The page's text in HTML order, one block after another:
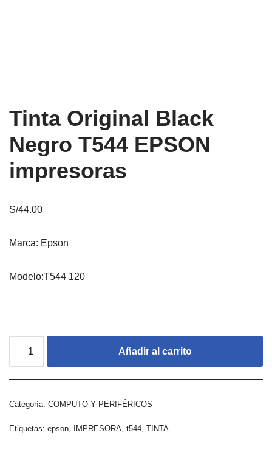
Tinta Original Black
Negro T544 EPSON
impresoras
S/44.00
Marca: Epson
Modelo:T544 120
Añadir al carrito
Categoría: COMPUTO Y PERIFÉRICOS
Etiquetas: epson, IMPRESORA, t544, TINTA